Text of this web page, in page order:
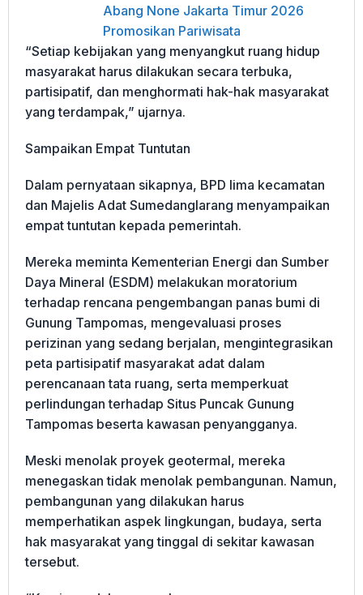
Abang None Jakarta Timur 2026
Promosikan Pariwisata
“Setiap kebijakan yang menyangkut ruang hidup
masyarakat harus dilakukan secara terbuka,
partisipatif, dan menghormati hak-hak masyarakat
yang terdampak,” ujarnya.
Sampaikan Empat Tuntutan
Dalam pernyataan sikapnya, BPD lima kecamatan
dan Majelis Adat Sumedanglarang menyampaikan
empat tuntutan kepada pemerintah.
Mereka meminta Kementerian Energi dan Sumber
Daya Mineral (ESDM) melakukan moratorium
terhadap rencana pengembangan panas bumi di
Gunung Tampomas, mengevaluasi proses
perizinan yang sedang berjalan, mengintegrasikan
peta partisipatif masyarakat adat dalam
perencanaan tata ruang, serta memperkuat
perlindungan terhadap Situs Puncak Gunung
Tampomas beserta kawasan penyangganya.
Meski menolak proyek geotermal, mereka
menegaskan tidak menolak pembangunan. Namun,
pembangunan yang dilakukan harus
memperhatikan aspek lingkungan, budaya, serta
hak masyarakat yang tinggal di sekitar kawasan
tersebut.